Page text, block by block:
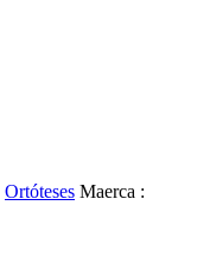
Ortóteses Maerca :